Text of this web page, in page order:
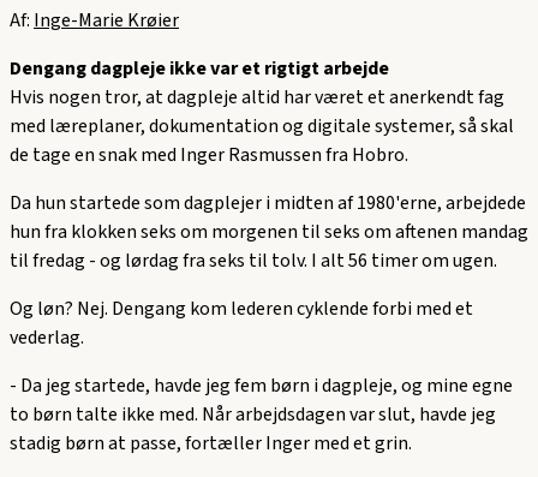
Af: Inge-Marie Krøier
Dengang dagpleje ikke var et rigtigt arbejde
Hvis nogen tror, at dagpleje altid har været et anerkendt fag
med læreplaner, dokumentation og digitale systemer, så skal
de tage en snak med Inger Rasmussen fra Hobro.
Da hun startede som dagplejer i midten af 1980'erne, arbejdede
hun fra klokken seks om morgenen til seks om aftenen mandag
til fredag - og lørdag fra seks til tolv. I alt 56 timer om ugen.
Og løn? Nej. Dengang kom lederen cyklende forbi med et
vederlag.
- Da jeg startede, havde jeg fem børn i dagpleje, og mine egne
to børn talte ikke med. Når arbejdsdagen var slut, havde jeg
stadig børn at passe,fortæller Inger med et grin.